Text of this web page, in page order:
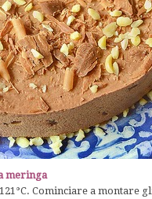
meringa
Cominciare a montare